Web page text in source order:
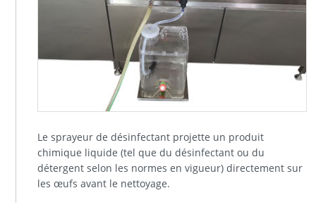
Le sprayeur de désinfectant projette un produit
chimique liquide (tel que du désinfectant ou du
détergent selon les normes en vigueur) directement sur
les œufs avant le nettoyage.